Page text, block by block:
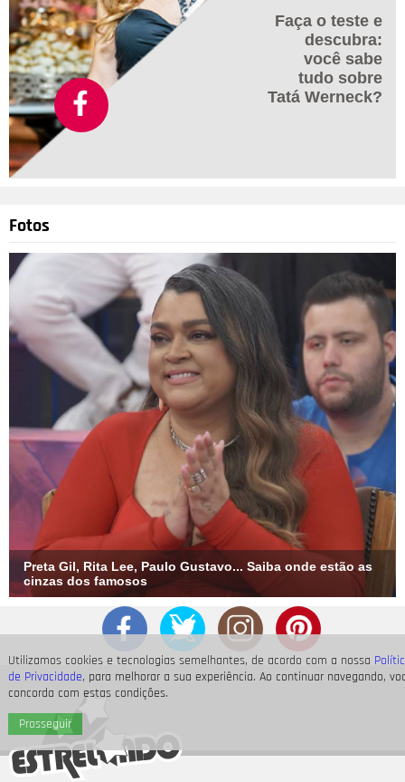
Utilizamos cookies e tecnologias semelhantes, de acordo com a nossa
de Privacidade, para melhorar a sua experiência. Ao continuar navegando,
concorda com estas condições.
Prosseguir
Faça o teste e
descubra:
você sabe
tudo sobre
Tatá Werneck?
Fotos
Preta Gil, Rita Lee, Paulo Gustavo... Saiba onde estão as
cinzas dos famosos